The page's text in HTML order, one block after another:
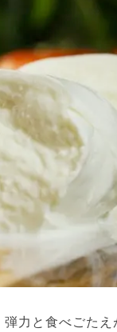
力と食べごた